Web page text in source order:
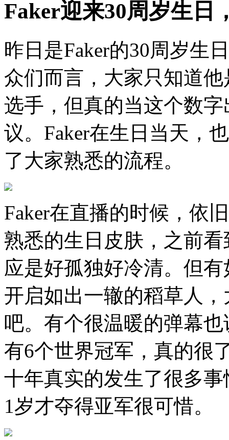
Faker迎来30周岁生日
昨日是Faker的30周岁生
众们而言，大家只知道
选手，但真的当这个数
议。Faker在生日当天，
了大家熟悉的流程。
Faker在直播的时候，依
熟悉的生日皮肤，之前
应是好孤独好冷清。但
开启如出一辙的稻草人
吧。有个很温暖的弹幕
有6个世界冠军，真的很
十年真实的发生了很多
1岁才夺得亚军很可惜。